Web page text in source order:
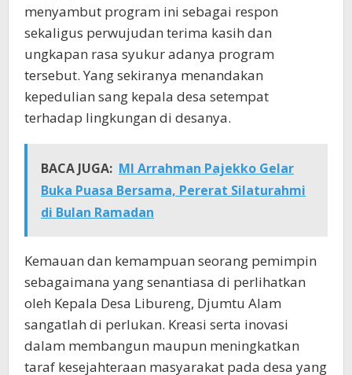
menyambut program ini sebagai respon
sekaligus perwujudan terima kasih dan
ungkapan rasa syukur adanya program
tersebut. Yang sekiranya menandakan
kepedulian sang kepala desa setempat
terhadap lingkungan di desanya.
BACA JUGA: MI Arrahman Pajekko Gelar
Buka Puasa Bersama, Pererat Silaturahmi
di Bulan Ramadan
Kemauan dan kemampuan seorang pemimpin
sebagaimana yang senantiasa di perlihatkan
oleh Kepala Desa Libureng, Djumtu Alam
sangatlah di perlukan. Kreasi serta inovasi
dalam membangun maupun meningkatkan
taraf kesejahteraan masyarakat pada desa yang